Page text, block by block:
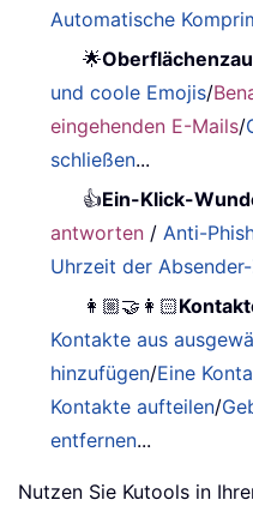
Automatische
🌟
und coole Emojis/
eingehenden E-Mails/
schließen...
👍Ein-Klick-
antworten /Anti-
Uhrzeit der
👩🏼‍🤝‍👩🏻
Kontakte aus
hinzufügen/Eine
Kontakte aufteilen/
entfernen...
Nutzen Sie Kutools in